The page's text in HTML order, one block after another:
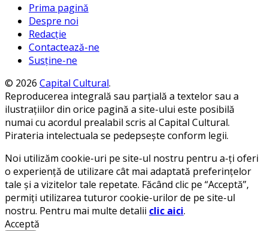
Prima pagină
Despre noi
Redacție
Contactează-ne
Susține-ne
© 2026 Capital Cultural.
Reproducerea integrală sau parțială a textelor sau a
ilustrațiilor din orice pagină a site-ului este posibilă
numai cu acordul prealabil scris al Capital Cultural.
Pirateria intelectuala se pedepsește conform legii.
Noi utilizăm cookie-uri pe site-ul nostru pentru a-ți oferi
o experiență de utilizare cât mai adaptată preferințelor
tale și a vizitelor tale repetate. Făcând clic pe “Acceptă”,
permiți utilizarea tuturor cookie-urilor de pe site-ul
nostru. Pentru mai multe detalii clic aici.
Acceptă